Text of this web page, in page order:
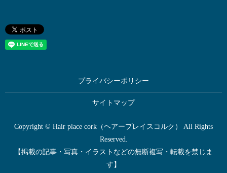
プライバシーポリシー
サイトマップ
Copyright © Hair place cork（ヘアープレイスコルク） All Rights
Reserved.
【掲載の記事・写真・イラストなどの無断複写・転載を禁じま
す】